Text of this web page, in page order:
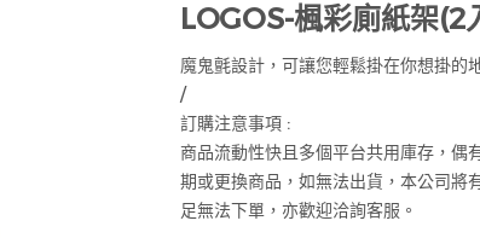
LOGOS-楓彩廁紙架
魔鬼氈設計，可讓您輕鬆掛在你想掛的
/
訂購注意事項 :
商品流動性快且多個平台共用庫存，偶
期或更換商品，如無法出貨，本公司將
足無法下單，亦歡迎洽詢客服。